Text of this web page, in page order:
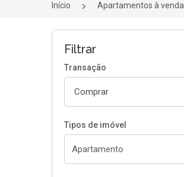
Início Apartamentos à venda
Filtrar
Transação
Tipos de imóvel